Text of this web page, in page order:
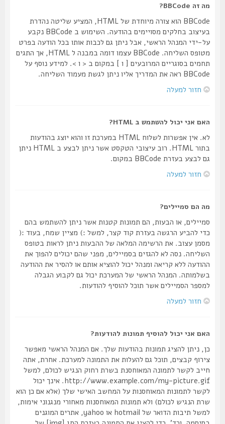
מה זה BBCode?
BBCode הוא צורה מיוחדת של HTML, המציע שליטה נהדרת
בעיצוב בחלקים מסויימים בהודעה. השימוש ב BBCode נקבע
על-ידי המנהל הראשי, אבל ניתן גם לכבות אותו בכל הודעה בפרט
מטופס השליחה. BBCode עצמו דומה במבנה ל HTML, אך התגים
תחמים בסוגריים המרובעים [ ו ] במקום ב < ו >. למידע נוסף על
BBCode ראה את המדריך אליו ניתן לגשת מעמוד השליחה.
חזור למעלה
האם אני יכול להשתמש ב HTML?
לא. אין אפשרות לשלוח HTML במערכת זו והוא יוצג בהודעות
בתור HTML. רוב עיצובי הטקסט אשר ניתן לבצע ב HTML ניתן
גם לבצע בעזרת BBCode במקום.
חזור למעלה
מה הם סמיילים?
סמיילים, או הבעות, הם תמונות קטנות אשר ניתן להשתמש בהם
כדי להביע הרגשה בעזרת קוד קצר, למשל :) מציין שמח, בעוד :(
מסמן עצוב. את הרשימה המלאה של ההבעות ניתן לראות בטופס
השליחה. נסה לא להגזים בסמיילים, מפני שהם יכולים להפוך את
ההודעה ללא קריאה ומנהל יכול להוציא אותם או להסיר את ההודעה
בשלמותה. המנהל הראשי של המערכת יכול גם לקבוע הגבלה
למספר הסמיילים אשר תוכל להוסיף להודעות.
חזור למעלה
האם אני יכול להוסיף תמונות להודעות?
כן, ניתן להציג תמונות בהודעות שלך. אם המנהל הראשי מאפשר
צירוף קבצים, תוכל גם להעלות את התמונה למערכת. אחרת, אתה
חייב לקשר לתמונה המאוחסנת בשרת רחוק הנגיש לכולם, למשל
http://www.example.com/my-picture.gif. אינך יכול
לקשר לתמונות המאוחסנות על המחשב האישי שלך (אלא אם כן הוא
שרת הנגיש לכולם) ולא תמונות המאוחסנות מאחורי מנגנוני אימות,
למשל תיבות הדואר של hotmail או yahoo, אתרים המוגנים